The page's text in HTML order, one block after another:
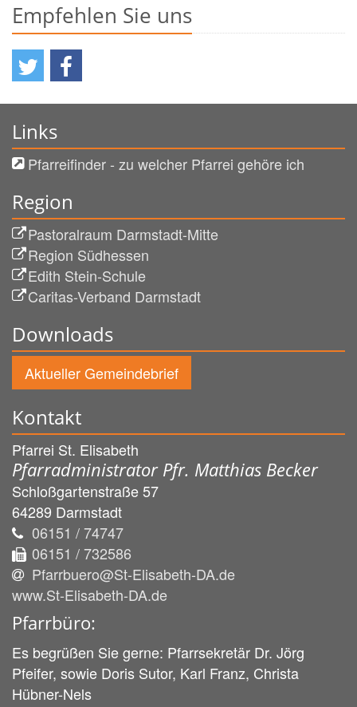
Empfehlen Sie uns
Links
Pfarreifinder - zu welcher Pfarrei gehöre ich
Region
Pastoralraum Darmstadt-Mitte
Region Südhessen
Edith Stein-Schule
Caritas-Verband Darmstadt
Downloads
Aktueller Gemeindebrief
Kontakt
Pfarrei St. Elisabeth
Pfarradministrator Pfr. Matthias Becker
Schloßgartenstraße 57
64289 Darmstadt
06151 / 74747
06151 / 732586
Pfarrbuero@St-Elisabeth-DA.de
www.St-Elisabeth-DA.de
Pfarrbüro:
Es begrüßen Sie gerne: Pfarrsekretär Dr. Jörg
Pfeifer, sowie Doris Sutor, Karl Franz, Christa
Hübner-Nels